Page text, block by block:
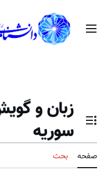
محتوامنوی اصلی
تغییر وضعیت فهرست
زبان و
سوریه
صفحه بحث